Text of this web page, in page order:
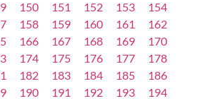
150 151 152 153
154
158 159 160 161
162
166 167 168 169
170
174 175 176 177
178
182 183 184 185
186
190 191 192 193
194